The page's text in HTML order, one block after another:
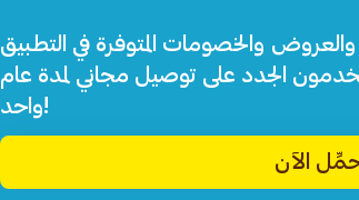
والعروض والخصومات المتوفرة في التطبيق.
الجدد على توصيل مجاني لمدة عام
واحد!
الآن